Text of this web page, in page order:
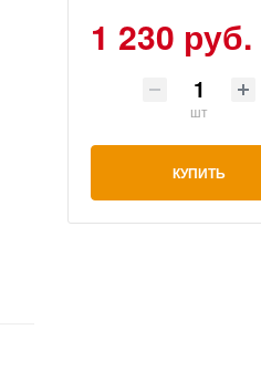
1 230 руб.
шт
КУПИТЬ